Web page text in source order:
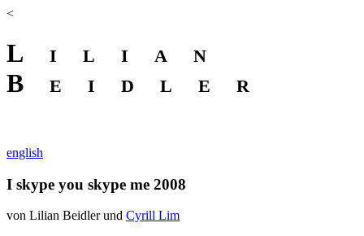
<
Lilian
Beidler
english
I skype you skype me 2008
von Lilian Beidler und Cyrill Lim